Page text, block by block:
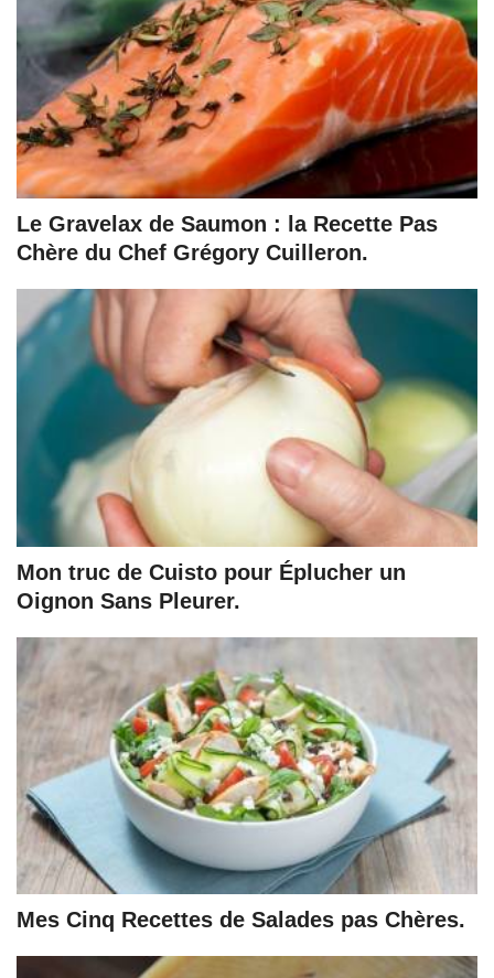
Le Gravelax de Saumon : la Recette Pas
Chère du Chef Grégory Cuilleron.
Mon truc de Cuisto pour Éplucher un
Oignon Sans Pleurer.
Mes Cinq Recettes de Salades pas Chères.